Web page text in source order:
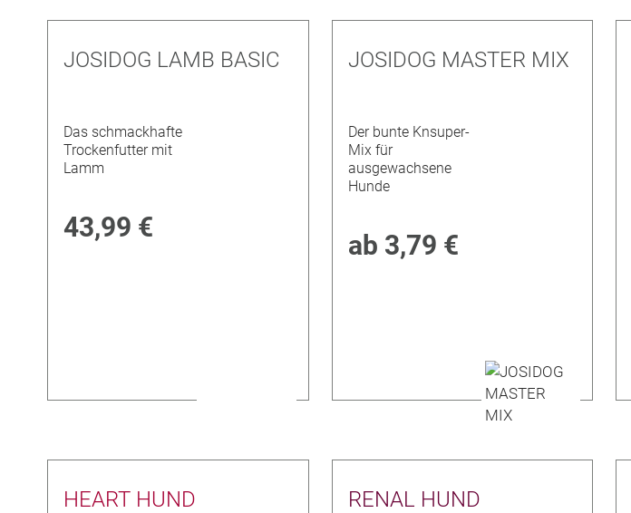
JOSIDOG LAMB BASIC
Das schmackhafte
Trockenfutter mit
Lamm
43,99 €
JOSIDOG MASTER MIX
Der bunte Knsuper-
Mix für
ausgewachsene
Hunde
ab 3,79 €
HEART HUND RENAL HUND